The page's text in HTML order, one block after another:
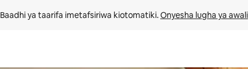
Baadhi ya taarifa imetafsiriwa kiotomatiki. Onyesha lugha ya awali